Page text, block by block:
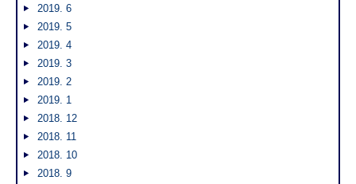
2019. 6
2019. 5
2019. 4
2019. 3
2019. 2
2019. 1
2018. 12
2018. 11
2018. 10
2018. 9